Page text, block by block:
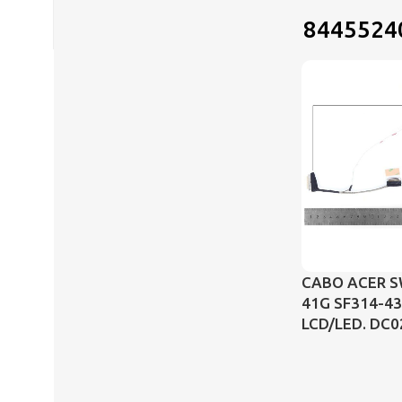
CABO ACER
41G SF314-
LCD/LED.